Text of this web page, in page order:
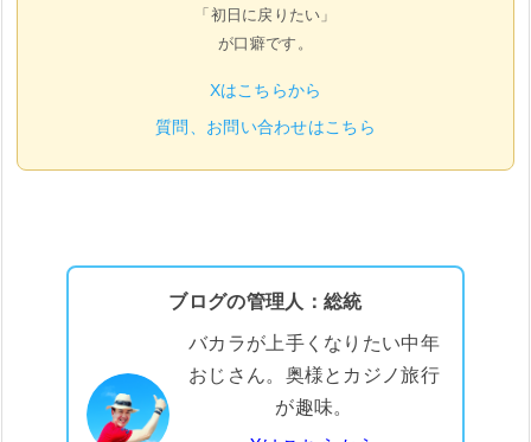
「初日に戻りたい」
が口癖です。
Xはこちらから
質問、お問い合わせはこちら
ブログの管理人：総統
バカラが上手くなりたい中年
おじさん。奥様とカジノ旅行
が趣味。